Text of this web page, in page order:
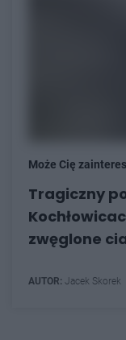
Może Cię
Tragiczny
zwęglone
AUTOR: Jacek Skorek